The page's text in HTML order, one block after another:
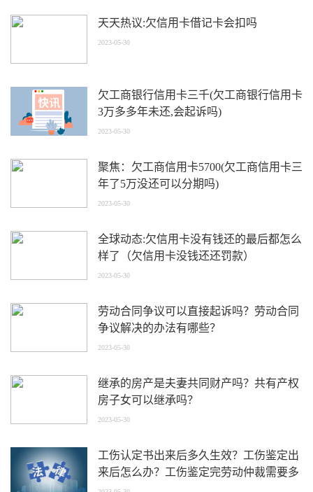
天天热议:欠信用卡借记卡会扣吗
2023-05-30
欠工商银行信用卡三千(欠工商银行信用卡
3万多多年未还,会起诉吗)
2023-05-30
聚焦：欠工商信用卡5700(欠工商信用卡三
年了5万没还可以分期吗)
2023-05-30
全球动态:欠信用卡没有钱还的最后都怎么
样了（欠信用卡没钱还还罚款）
2023-05-30
劳动合同争议可以直接起诉吗？劳动合同
争议解决的办法有哪些？
2023-05-30
继承的房产是夫妻共同财产吗？共有产权
房子女可以继承吗？
2023-05-30
工伤认定书出来后多久生效？工伤鉴定出
来后怎么办？工伤鉴定完劳动仲裁需要多
长时间？